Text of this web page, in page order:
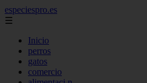
especiespro.es
☰
Inicio
perros
gatos
comercio